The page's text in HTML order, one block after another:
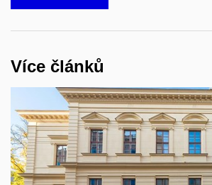
Více článků